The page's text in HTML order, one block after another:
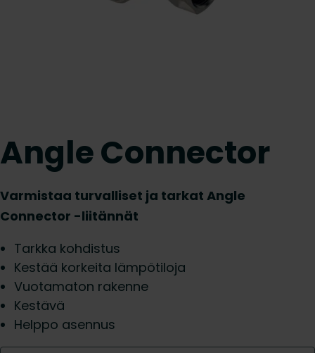
Angle Connector
Varmistaa turvalliset ja tarkat Angle
Connector -liitännät
Tarkka kohdistus
Kestää korkeita lämpötiloja
Vuotamaton rakenne
Kestävä
Helppo asennus